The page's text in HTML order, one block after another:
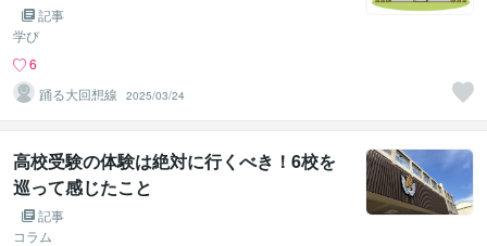
記事
学び
6
踊る大回想線
2025/03/24
高校受験の体験は絶対に行くべき！6校を
巡って感じたこと
記事
コラム